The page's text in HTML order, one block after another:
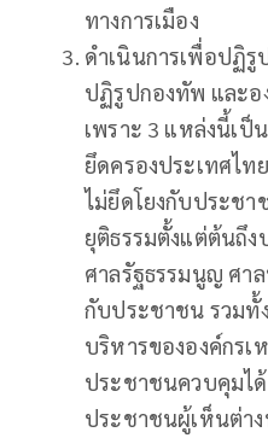
ทางการเมือง
ดำเนินการเพื่อปฏิรู
ปฏิรูปกองทัพ และอ
เพราะ 3 แหล่งนี้เ
ยึดครองประเทศไ
ไม่ยึดโยงกับประชา
ยุติธรรมตั้งแต่ต้นถึง
ศาลรัฐธรรมนูญ ศา
กับประชาชน รวมทั้
บริหารขององค์กรเ
ประชาชนควบคุมไ
ประชาชนผู้เห็นต่าง